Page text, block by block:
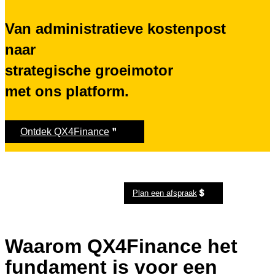
Van administratieve kostenpost
naar
strategische groeimotor
met ons platform.
Ontdek QX4Finance
Plan een afspraak
Waarom QX4Finance het
fundament is voor een